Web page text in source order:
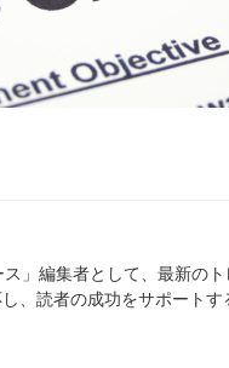
」編集者として、最新の
、読者の成功をサポートす